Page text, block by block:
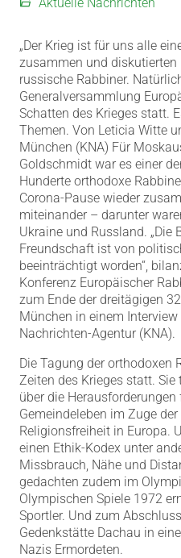
„Der Krieg ist für uns alle
zusammen und
russische Rabbiner.
Generalversammlung
Schatten des Krieges statt.
Themen. Von Leticia Witte
München (KNA) Für
Goldschmidt war es einer
Hunderte orthodoxe
Corona-Pause wieder
miteinander – darunter
Ukraine und Russland. „Die
Freundschaft ist von
beeinträchtigt worden“,
Konferenz Europäischer
zum Ende der dreitägigen
München in einem
Nachrichten-Agentur (KNA).
Die Tagung der orthodoxen
Zeiten des Krieges statt.
über die
Gemeindeleben im Zuge
Religionsfreiheit in Europa.
einen Ethik-Kodex unter
Missbrauch, Nähe und
gedachten zudem im
Olympischen Spiele 1972
Sportler. Und zum
Gedenkstätte Dachau in
Nazis Ermordeten.